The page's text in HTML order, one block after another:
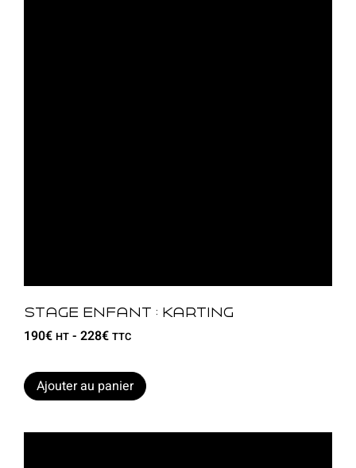
Stage enfant : karting
190€ HT - 228€ TTC
Ajouter au panier